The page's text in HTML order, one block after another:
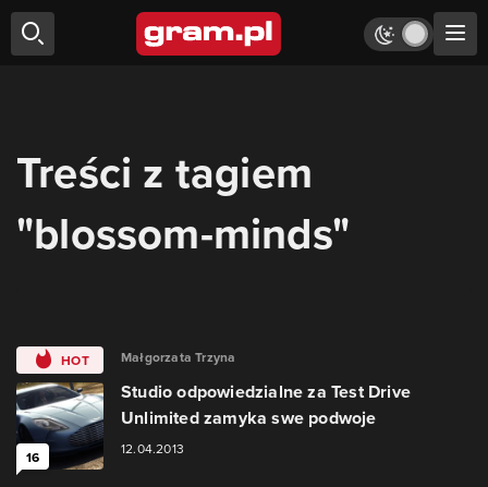
Treści z tagiem
"blossom-minds"
HOT
16
Małgorzata Trzyna
Studio odpowiedzialne za Test Drive
Unlimited zamyka swe podwoje
12.04.2013